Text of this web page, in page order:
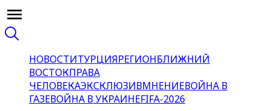
НОВОСТИТУРЦИЯРЕГИОНБЛИЖНИЙ
ВОСТОКПРАВА
ЧЕЛОВЕКАЭКСКЛЮЗИВМНЕНИЕВОЙНА В
ГАЗЕВОЙНА В УКРАИНЕFIFA-2026